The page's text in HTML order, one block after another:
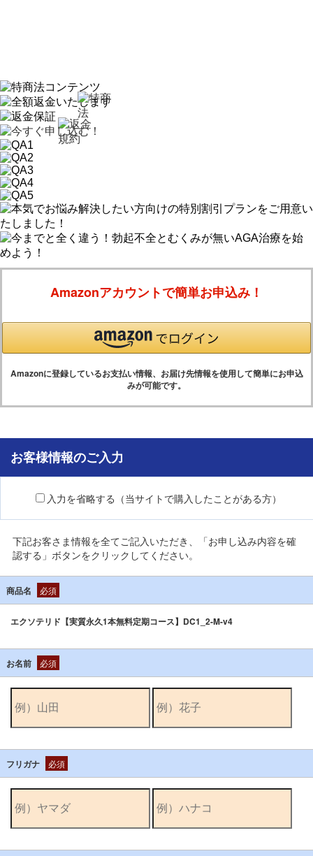
Amazonアカウントで簡単お申込み！
Amazonに登録しているお支払い情報、お届け先情報を使用して簡単にお申込
みが可能です。
お客様情報のご入力
入力を省略する（当サイトで購入したことがある方）
下記お客さま情報を全てご記入いただき、「お申し込み内容を確
認する」ボタンをクリックしてください。
商品名 必須
エクソテリド【実質永久1本無料定期コース】DC1_2-M-v4
お名前 必須
フリガナ 必須